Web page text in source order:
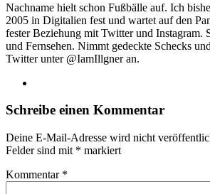
Nachname hielt schon Fußbälle auf. Ich
2005 in Digitalien fest und wartet auf den
fester Beziehung mit Twitter und Instagram.
und Fernsehen. Nimmt gedeckte Schecks
Twitter unter @IamIllgner an.
Schreibe einen Kommentar
Deine E-Mail-Adresse wird nicht
Felder sind mit * markiert
Kommentar *